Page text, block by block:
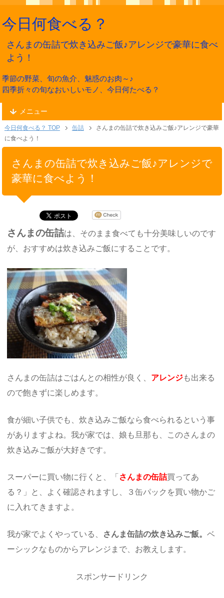
今日何食べる？
さんまの缶詰で炊き込みご飯♪アレンジで豪華に食べ
よう！
季節の野菜、旬の魚介、魅惑のお肉～♪
四季折々の旬なおいしいモノ、今日何たべる？
メニュー
今日何食べる？ TOP 缶詰
さんまの缶詰で炊き込みご飯♪アレンジで豪華
に食べよう！
さんまの缶詰で炊き込みご飯♪アレンジで
豪華に食べよう！
さんまの缶詰は、そのまま食べても十分美味しいのです
が、おすすめは炊き込みご飯にすることです。
さんまの缶詰はごはんとの相性が良く、 アレンジも出来る
ので飽きずに楽しめます。
食が細い子供でも、炊き込みご飯なら食べられるという事
がありますよね。我が家では、娘も旦那も、このさんまの
炊き込みご飯が大好きです。
スーパーに買い物に行くと、「 さんまの缶詰買ってあ
る？」と、よく確認されますし、３缶パックを買い物かご
に入れてきますよ。
我が家でよくやっている、 さんま缶詰の炊き込みご飯。ベ
ーシックなものからアレンジまで、お教えします。
スポンサードリンク